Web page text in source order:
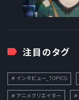
注目のタグ
インタビュー_TOPICS
アニメクリエイター